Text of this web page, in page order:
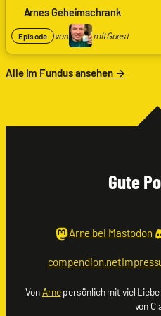
Arnes Geheimschrank
Episode von mitGuest
Phil
Eisenseele
Alle im Fundus ansehen →
Gute
Arne bei Mastodon
compendion.net
VonArnepersönlich mit viel Liebe
von